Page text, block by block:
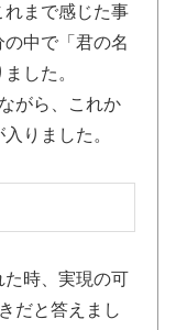
れまで感じた事
中で「君の名
した。
がら、これか
りました。
時、実現の可
だと答えまし